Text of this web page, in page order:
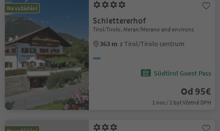
Na vyžádání
Schlettererhof
Tirol/Tirolo, Meran/Merano and environs
363 m z Tirol/Tirolo centrum
Südtirol Guest Pass
Od 95€
1 noc / 1 byt Včetně DPH